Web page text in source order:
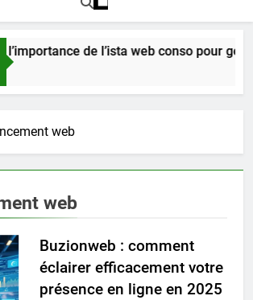
l’importance de l’ista web conso pour
web
web
Buzionweb : comment
éclairer efficacement votre
présence en ligne en 2025